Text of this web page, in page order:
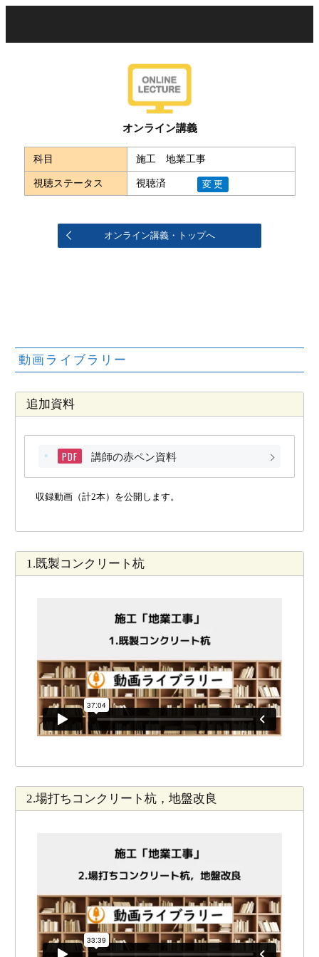
オンライン講義
科目 施工 地業工事
視聴ステータス 視聴済 変更
オンライン講義・トップへ
動画ライブラリー
追加資料
PDF 講師の赤ペン資料
収録動画（計2本）を公開します。
1.既製コンクリート杭
2.場打ちコンクリート杭，地盤改良